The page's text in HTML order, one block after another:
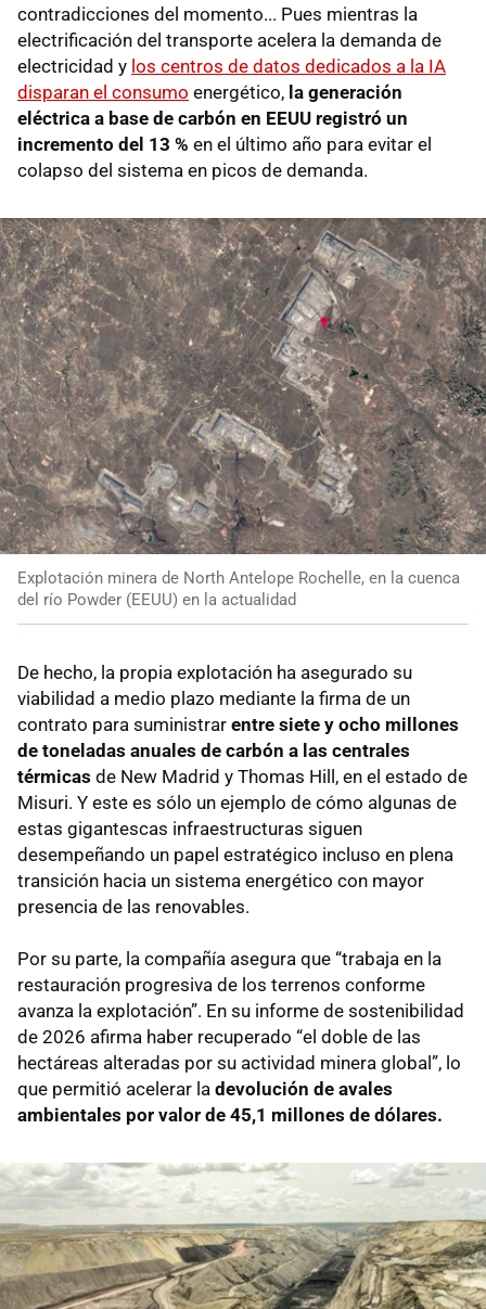
contradicciones del momento... Pues mientras la
electrificación del transporte acelera la demanda de
electricidad y los centros de datos dedicados a la IA
disparan el consumo energético, la generación
eléctrica a base de carbón en EEUU registró un
incremento del 13 % en el último año para evitar el
colapso del sistema en picos de demanda.
Explotación minera de North Antelope Rochelle, en la cuenca
del río Powder (EEUU) en la actualidad
De hecho, la propia explotación ha asegurado su
viabilidad a medio plazo mediante la firma de un
contrato para suministrar entre siete y ocho millones
de toneladas anuales de carbón a las centrales
térmicas de New Madrid y Thomas Hill, en el estado de
Misuri. Y este es sólo un ejemplo de cómo algunas de
estas gigantescas infraestructuras siguen
desempeñando un papel estratégico incluso en plena
transición hacia un sistema energético con mayor
presencia de las renovables.
Por su parte, la compañía asegura que “trabaja en la
restauración progresiva de los terrenos conforme
avanza la explotación”. En su informe de sostenibilidad
de 2026 afirma haber recuperado “el doble de las
hectáreas alteradas por su actividad minera global”, lo
que permitió acelerar la devolución de avales
ambientales por valor de 45,1 millones de dólares.